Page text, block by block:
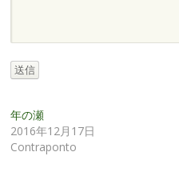
送信
年の瀬
2016年12月17日
Contraponto